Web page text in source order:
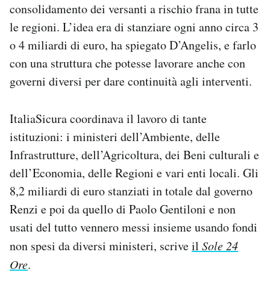
consolidamento dei versanti a rischio frana in tutte
le regioni. L’idea era di stanziare ogni anno circa 3
o 4 miliardi di euro, ha spiegato D’Angelis, e farlo
con una struttura che potesse lavorare anche con
governi diversi per dare continuità agli interventi.
ItaliaSicura coordinava il lavoro di tante
istituzioni: i ministeri dell’Ambiente, delle
Infrastrutture, dell’Agricoltura, dei Beni culturali e
dell’Economia, delle Regioni e vari enti locali. Gli
8,2 miliardi di euro stanziati in totale dal governo
Renzi e poi da quello di Paolo Gentiloni e non
usati del tutto vennero messi insieme usando fondi
non spesi da diversi ministeri, scriveil Sole 24
Ore.